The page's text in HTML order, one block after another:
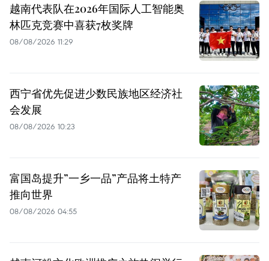
越南代表队在2026年国际人工智能奥
林匹克竞赛中喜获7枚奖牌
08/08/2026 11:29
西宁省优先促进少数民族地区经济社
会发展
08/08/2026 10:23
富国岛提升”一乡一品”产品将土特产
推向世界
08/08/2026 04:55